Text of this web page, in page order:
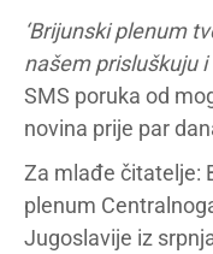
‘Brijunski plenum
našem prisluškuju i
SMS poruka od
novina prije par
Za mlađe čitatelje:
plenum
Jugoslavije iz